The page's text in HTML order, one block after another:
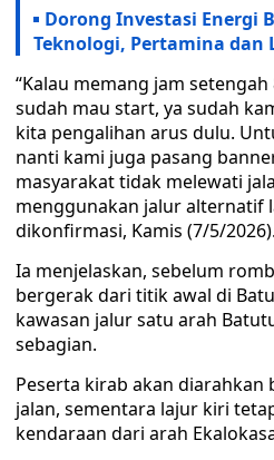
Dorong Investasi Energi
Teknologi, Pertamina dan
“Kalau memang jam
sudah mau start, ya sudah
kita pengalihan arus dulu.
nanti kami juga pasang
masyarakat tidak melewati
menggunakan jalur alternatif
dikonfirmasi, Kamis (7/5/2026).
Ia menjelaskan, sebelum
bergerak dari titik awal di
kawasan jalur satu arah
sebagian.
Peserta kirab akan diarahkan
jalan, sementara lajur kiri
kendaraan dari arah